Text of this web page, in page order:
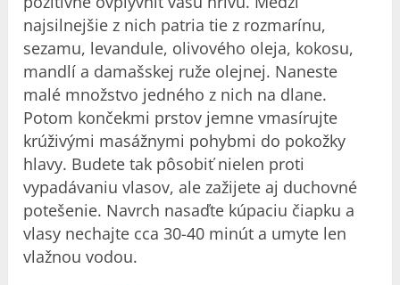
najsilnejšie z nich patria tie z rozmarínu,
sezamu, levandule, olivového oleja, kokosu,
mandlí a damašskej ruže olejnej. Naneste
malé množstvo jedného z nich na dlane.
Potom končekmi prstov jemne vmasírujte
krúživými masážnymi pohybmi do pokožky
hlavy. Budete tak pôsobiť nielen proti
vypadávaniu vlasov, ale zažijete aj duchovné
potešenie. Navrch nasaďte kúpaciu čiapku a
vlasy nechajte cca 30-40 minút a umyte len
vlažnou vodou.